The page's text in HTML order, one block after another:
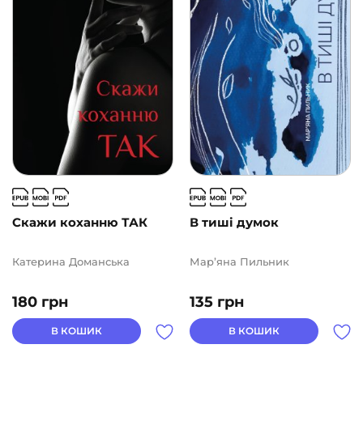
Ще одну сторінку(10)
1000
Скажи коханню ТАК
180 грн
Катерина Доманська
В КОШИК
В тиші думок
135 грн
Мар’яна Пильник
В КОШИК